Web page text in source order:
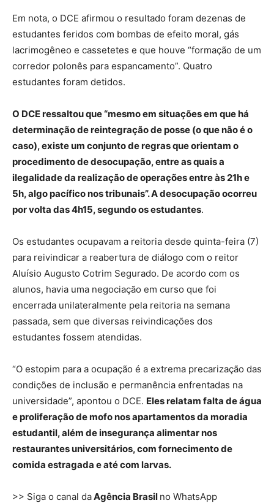
Em nota, o DCE afirmou o resultado foram dezenas de
estudantes feridos com bombas de efeito moral, gás
lacrimogêneo e cassetetes e que houve “formação de um
corredor polonês para espancamento”. Quatro
estudantes foram detidos.
O DCE ressaltou que “mesmo em situações em que há
determinação de reintegração de posse (o que não é o
caso), existe um conjunto de regras que orientam o
procedimento de desocupação, entre as quais a
ilegalidade da realização de operações entre às 21h e
5h, algo pacífico nos tribunais”. A desocupação ocorreu
por volta das 4h15, segundo os estudantes.
Os estudantes ocupavam a reitoria desde quinta-feira (7)
para reivindicar a reabertura de diálogo com o reitor
Aluísio Augusto Cotrim Segurado. De acordo com os
alunos, havia uma negociação em curso que foi
encerrada unilateralmente pela reitoria na semana
passada, sem que diversas reivindicações dos
estudantes fossem atendidas.
“O estopim para a ocupação é a extrema precarização das
condições de inclusão e permanência enfrentadas na
universidade”, apontou o DCE. Eles relatam falta de água
e proliferação de mofo nos apartamentos da moradia
estudantil, além de insegurança alimentar nos
restaurantes universitários, com fornecimento de
comida estragada e até com larvas.
>> Siga o canal daAgência Brasil no WhatsApp